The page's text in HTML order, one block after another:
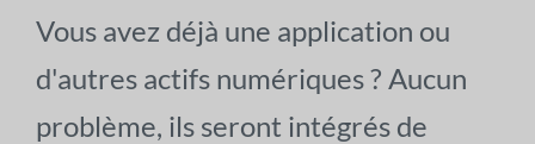
Vous avez déjà une application ou
d'autres actifs numériques ? Aucun
problème, ils seront intégrés de